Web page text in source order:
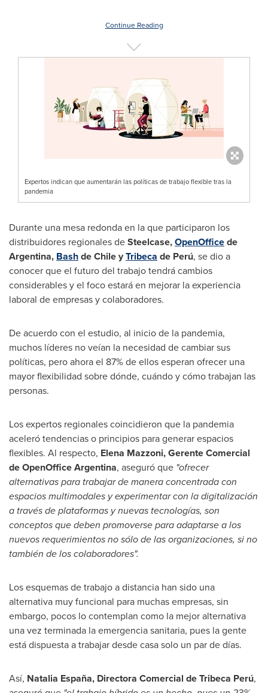
Continue Reading
Expertos indican que aumentarán las políticas de trabajo flexible tras la
pandemia
Durante una mesa redonda en la que participaron los
distribuidores regionales deSteelcase,OpenOfficede
Argentina, BashdeChileyTribeca de Perú, se dio a
conocer que el futuro del trabajo tendrá cambios
considerables y el foco estará en mejorar la experiencia
laboral de empresas y colaboradores.
De acuerdo con el estudio, al inicio de la pandemia,
muchos líderes no veían la necesidad de cambiar sus
políticas, pero ahora el 87% de ellos esperan ofrecer una
mayor flexibilidad sobre dónde, cuándo y cómo trabajan las
personas.
Los expertos regionales coincidieron que la pandemia
aceleró tendencias o principios para generar espacios
flexibles. Al respecto, Elena Mazzoni, Gerente Comercial
deOpenOfficeArgentina, aseguró que "ofrecer
alternativas para trabajar de manera concentrada con
espacios multimodales y experimentar con la digitalización
a través de plataformas y nuevas tecnologías, son
conceptos que deben promoverse para adaptarse a los
nuevos requerimientos no sólo de las organizaciones, si no
también de los colaboradores".
Los esquemas de trabajo a distancia han sido una
alternativa muy funcional para muchas empresas, sin
embargo, pocos lo contemplan como la mejor alternativa
una vez terminada la emergencia sanitaria, pues la gente
está dispuesta a trabajar desde casa solo un par de días.
Así, Natalia España, Directora Comercial de Tribeca Perú,